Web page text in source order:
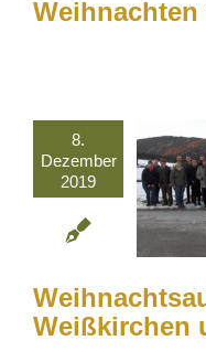
8.
Dezember
2019
Weißkirchen